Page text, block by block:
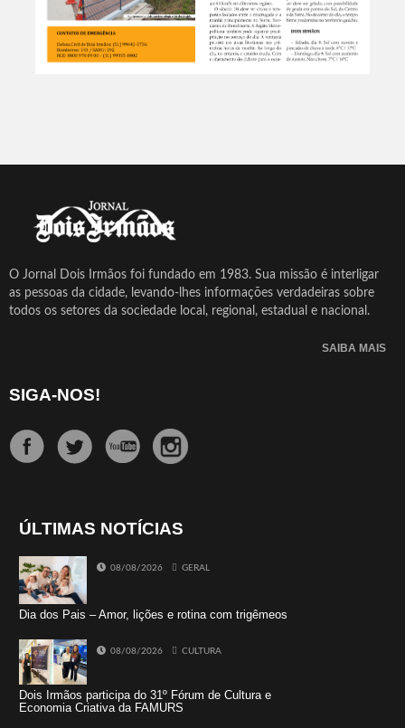
O Jornal Dois Irmãos foi fundado em 1983. Sua missão é interligar
as pessoas da cidade, levando-lhes informações verdadeiras sobre
todos os setores da sociedade local, regional, estadual e nacional.
SAIBA MAIS
SIGA-NOS!
ÚLTIMAS NOTÍCIAS
08/08/2026 GERAL
Dia dos Pais – Amor, lições e rotina com trigêmeos
08/08/2026 CULTURA
Dois Irmãos participa do 31º Fórum de Cultura e
Economia Criativa da FAMURS